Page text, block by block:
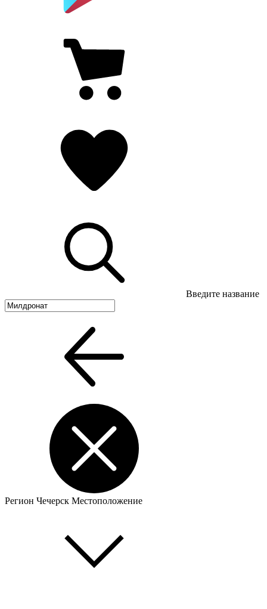
Введите название
Регион Чечерск Местоположение